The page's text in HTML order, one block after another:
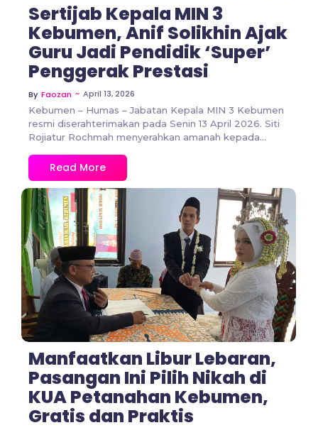
Sertijab Kepala MIN 3
Kebumen, Anif Solikhin Ajak
Guru Jadi Pendidik ‘Super’
Penggerak Prestasi
By Faozan ~ April 13, 2026
Kebumen – Humas – Jabatan Kepala MIN 3 Kebumen
resmi diserahterimakan pada Senin 13 April 2026. Siti
Rojiatur Rochmah menyerahkan amanah kepada...
Read More
No Comments
Manfaatkan Libur Lebaran,
Pasangan Ini Pilih Nikah di
KUA Petanahan Kebumen,
Gratis dan Praktis